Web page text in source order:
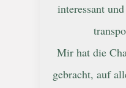
interessant
Mir hat die
gebracht, auf